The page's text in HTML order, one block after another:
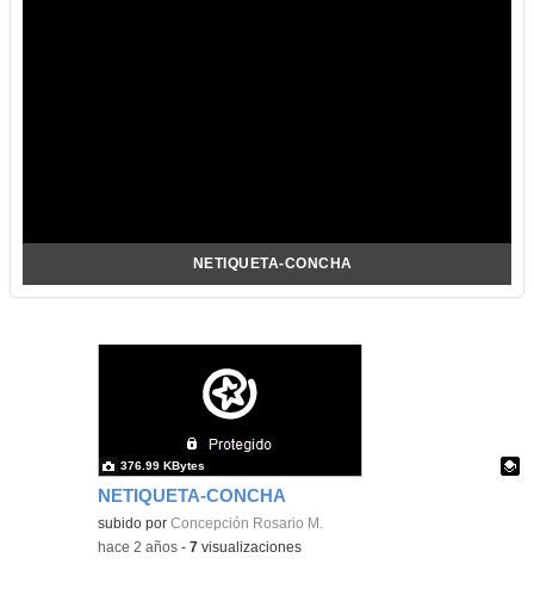
NETIQUETA-CONCHA
NETIQUETA-CONCHA
Contenido educativo.
subido porConcepción Rosario M.
376.99 KBytes
-hace 2 años -7 visualizaciones